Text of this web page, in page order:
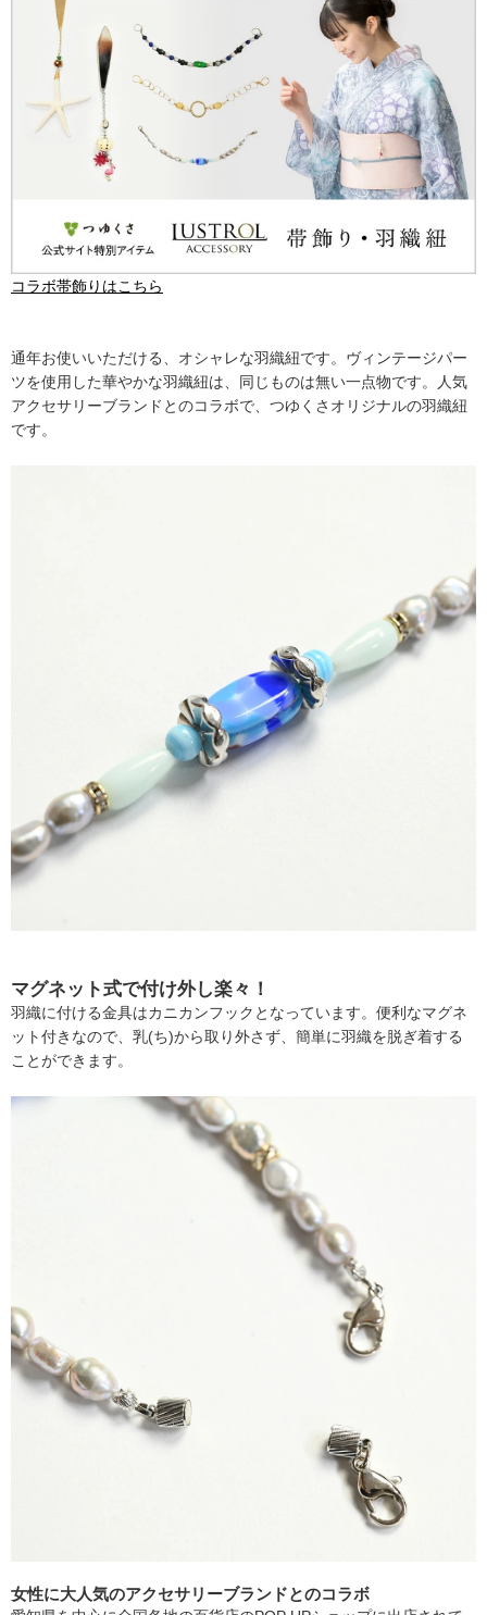
コラボ帯飾りはこちら
通年お使いいただける、オシャレな羽織紐です。ヴィンテージパー
ツを使用した華やかな羽織紐は、同じものは無い一点物です。人気
アクセサリーブランドとのコラボで、つゆくさオリジナルの羽織紐
です。
マグネット式で付け外し楽々！
羽織に付ける金具はカニカンフックとなっています。便利なマグネ
ット付きなので、乳(ち)から取り外さず、簡単に羽織を脱ぎ着する
ことができます。
女性に大人気のアクセサリーブランドとのコラボ